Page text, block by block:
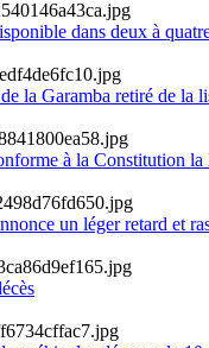
dans deux à
la Garamba retiré de la
à la Constitution la
un léger retard et